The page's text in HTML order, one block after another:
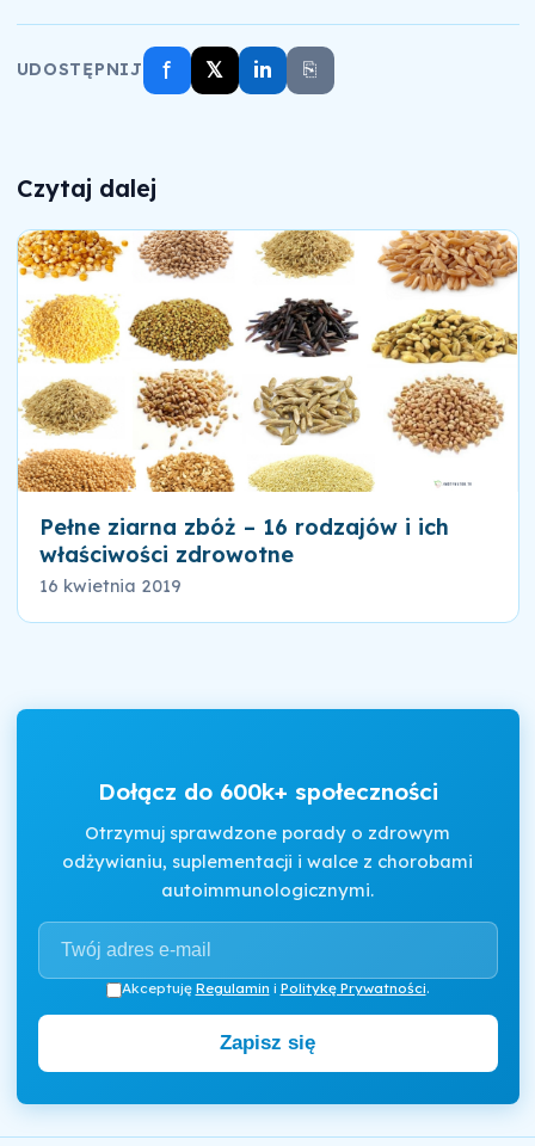
UDOSTĘPNIJ f 𝕏 in ⎘
Czytaj dalej
Pełne ziarna zbóż – 16 rodzajów i ich
właściwości zdrowotne
16 kwietnia 2019
Dołącz do 600k+ społeczności
Otrzymuj sprawdzone porady o zdrowym
odżywianiu, suplementacji i walce z chorobami
autoimmunologicznymi.
Akceptuję Regulamin i Politykę Prywatności.
Zapisz się